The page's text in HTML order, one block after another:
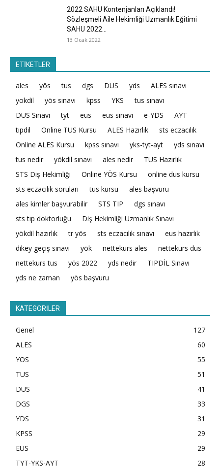
2022 SAHU Kontenjanları Açıklandı!
Sözleşmeli Aile Hekimliği Uzmanlık Eğitimi
SAHU 2022...
13 Ocak 2022
ETİKETLER
ales yös tus dgs DUS yds
ALES sınavı
yokdil
yös sınavı kpss YKS
tus sınavı
DUS Sınavı
tyt eus eus sınavı e-YDS
AYT
tıpdil
Online TUS Kursu ALES Hazırlık
sts eczacılık
Online ALES Kursu
kpss sınavı yks-tyt-ayt
yds sınavı
tus nedir
yökdil sınavı ales nedir
TUS Hazırlık
STS Diş Hekimliği
Online YÖS Kursu
online dus kursu
sts eczacılık soruları
tus kursu
ales başvuru
ales kimler başvurabilir
STS TIP
dgs sınavı
sts tıp doktorluğu
Diş Hekimliği Uzmanlık Sınavı
yökdil hazırlık
tr yös sts eczacılık sınavı
eus hazırlık
dikey geçiş sınavı
yök nettekurs ales
nettekurs dus
nettekurs tus
yös 2022 yds nedir
TIPDİL Sınavı
yds ne zaman
yös başvuru
KATEGORİLER
Genel
127
ALES
60
YÖS
55
TUS
51
DUS
41
DGS
33
YDS
31
KPSS
29
EUS
29
TYT-YKS-AYT
28